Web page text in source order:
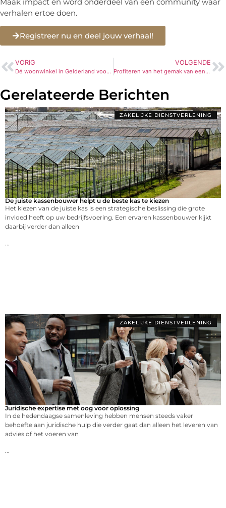
verhalen ertoe doen.
Registreer nu en deel jouw verhaal!
VORIG
Dé woonwinkel in Gelderland voor comfortabele meubels
VOLGENDE
Profiteren van het gemak van een giftbox bestellen
Gerelateerde Berichten
ZAKELIJKE DIENSTVERLENING
De juiste kassenbouwer helpt u de beste kas te kiezen
Het kiezen van de juiste kas is een strategische beslissing die grote
invloed heeft op uw bedrijfsvoering. Een ervaren kassenbouwer kijkt
daarbij verder dan alleen
ZAKELIJKE DIENSTVERLENING
Juridische expertise met oog voor oplossing
In de hedendaagse samenleving hebben mensen steeds vaker
behoefte aan juridische hulp die verder gaat dan alleen het leveren van
advies of het voeren van